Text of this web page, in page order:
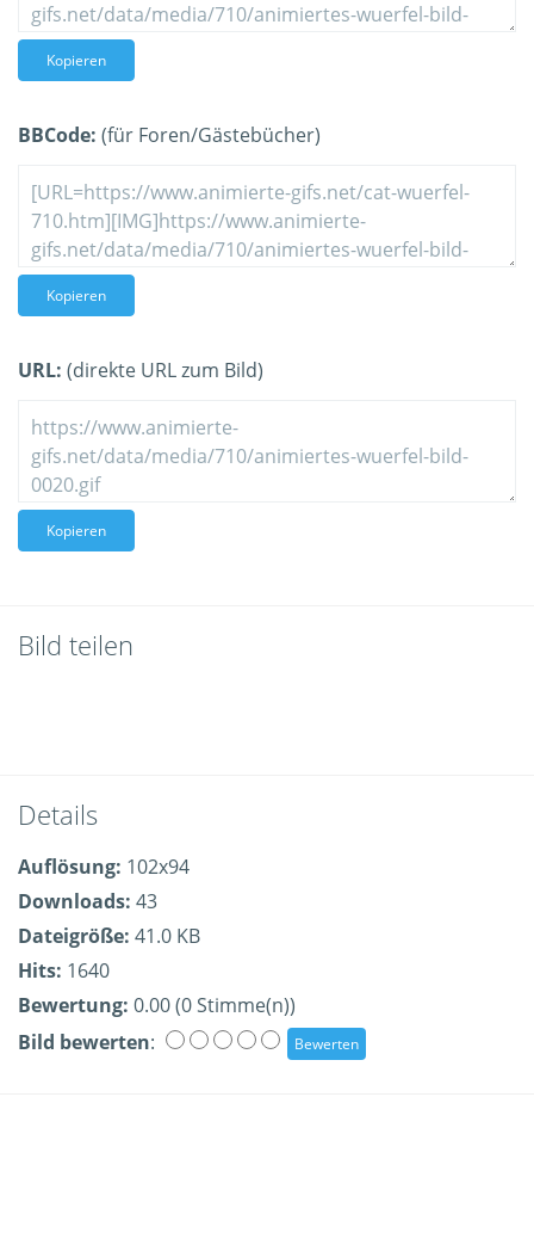
Kopieren
BBCode: (für Foren/Gästebücher)
Kopieren
URL: (direkte URL zum Bild)
Kopieren
Bild teilen
Details
Auflösung: 102x94
Downloads: 43
Dateigröße: 41.0 KB
Hits: 1640
Bewertung: 0.00 (0 Stimme(n))
Bild bewerten: